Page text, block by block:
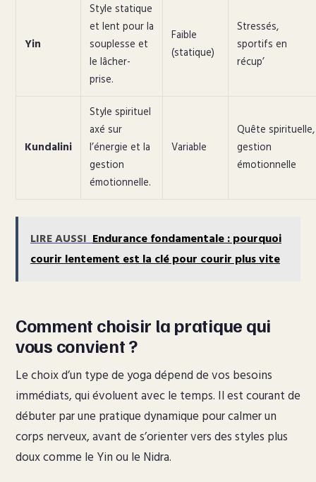
Yin
Style statique
et lent pour la
souplesse et
le lâcher-
prise.
Faible
(statique)
Stressés,
sportifs en
récup’
Kundalini
Style spirituel
axé sur
l’énergie et la
gestion
émotionnelle.
Variable
Quête spirituelle,
gestion
émotionnelle
LIRE AUSSI Endurance fondamentale : pourquoi
courir lentement est la clé pour courir plus vite
Comment choisir la pratique qui
vous convient ?
Le choix d’un type de yoga dépend de vos besoins
immédiats, qui évoluent avec le temps. Il est courant de
débuter par une pratique dynamique pour calmer un
corps nerveux, avant de s’orienter vers des styles plus
doux comme le Yin ou le Nidra.